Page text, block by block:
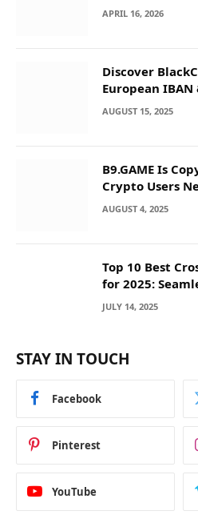
APRIL 16, 2026
Discover
European
AUGUST 15, 2025
B9.GAME Is
Crypto Users
They Deposit
AUGUST 4, 2025
Top 10 Best
for 2025:
Across
JULY 14, 2025
STAY IN TOUCH
Facebook
Pinterest
YouTube